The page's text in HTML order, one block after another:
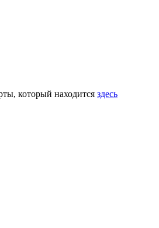
который находится здесь